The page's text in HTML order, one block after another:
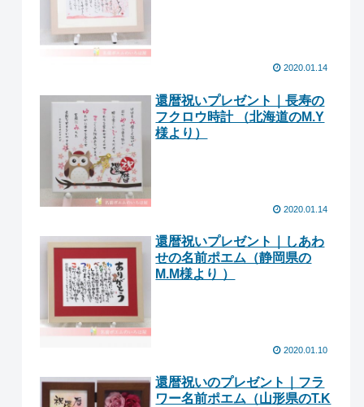
2020.01.14
還暦祝いプレゼント｜長寿の
フクロウ時計 （北海道のM.Y
様より ）
2020.01.14
還暦祝いプレゼント｜ しあわ
せの名前ポエム（静岡県の
M.M様より ）
2020.01.10
還暦祝いのプレゼント｜フラ
ワー名前ポエム（ 山形県のT.K